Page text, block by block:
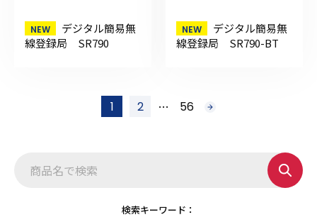
デジタル簡易無
線登録局 SR790
デジタル簡易無
線登録局 SR790-BT
1 2 … 56 次
検索キーワード：